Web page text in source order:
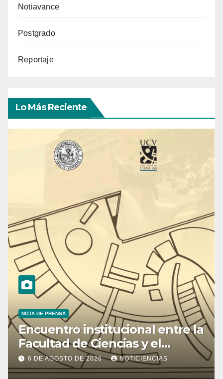
Notiavance
Postgrado
Reportaje
Lo Más Reciente
NOTA DE PRENSA
Encuentro institucional entre la
Facultad de Ciencias y el
Ministerio de Ciencia y
Tecnología
6 DE AGOSTO DE 2026 NOTICIENCIAS